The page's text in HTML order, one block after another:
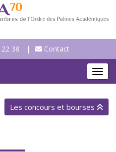
38 Contact
Les concours et bourses